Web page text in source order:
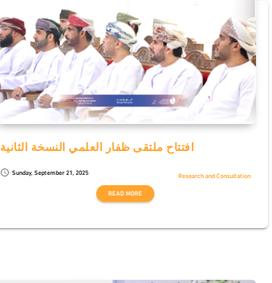
افتتاح ملتقى ظفار العلمي النسخة الثانية
schedule Sunday, September 21, 2025
Research and Consultation
READ MORE